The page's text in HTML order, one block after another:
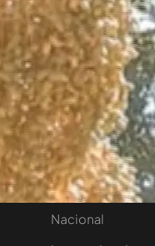
Noticias Cuatro
Nacional